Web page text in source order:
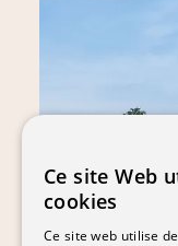
Ce site Web
cookies
Ce site web utilise